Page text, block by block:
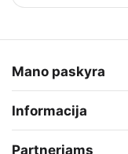
Mano paskyra
Informacija
Partneriams